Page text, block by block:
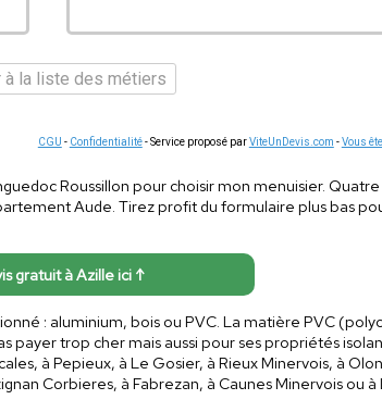
la liste des métiers
CGU - Confidentialité- Service proposé parViteUnDevis.com -Vous
Roussillon pour choisir mon menuisier.
Aude. Tirez profit du formulaire plus bas
gratuit à Azille ici ↑
: aluminium, bois ou PVC. La matière PVC
payer trop cher mais aussi pour ses propriétés
à Pepieux, à Le Gosier, à Rieux Minervois, à
Corbieres, à Fabrezan, à Caunes Minervois ou à